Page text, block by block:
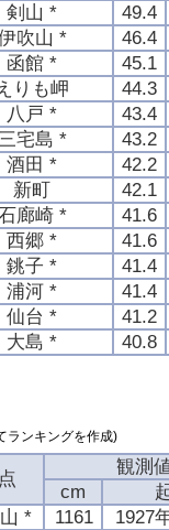
剣山 *
49.4
吹山 *
46.4
函館 *
45.1
りも岬
44.3
八戸 *
43.4
宅島 *
43.2
酒田 *
42.2
新町
42.1
廊崎 *
41.6
西郷 *
41.6
銚子 *
41.4
浦河 *
41.4
仙台 *
41.2
大島 * 40.8
ランキングを作成)
観測
cm
* 1161
1927